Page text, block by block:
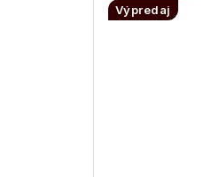
Výpredaj